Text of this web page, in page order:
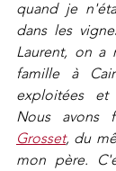
quand je
dans les
Laurent, on a
famille à
exploitées et
Nous avons
Grosset, du
mon père.